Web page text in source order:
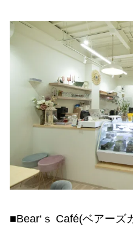
■Bear‘ｓ Café(ベアーズ